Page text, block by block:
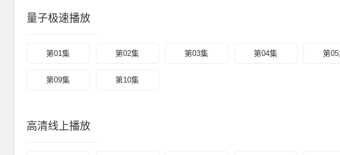
量子极速播放
第01集 第02集 第03集 第04集 第
第09集 第10集
高清线上播放